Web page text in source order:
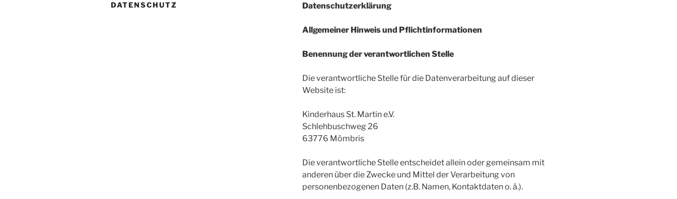
DATENSCHUTZ Datenschutzerklärung
Allgemeiner Hinweis und Pflichtinformationen
Benennung der verantwortlichen Stelle
Die verantwortliche Stelle für die Datenverarbeitung auf dieser
Website ist:
Kinderhaus St. Martin e.V.
Schlehbuschweg 26
63776 Mömbris
Die verantwortliche Stelle entscheidet allein oder gemeinsam mit
anderen über die Zwecke und Mittel der Verarbeitung von
personenbezogenen Daten (z.B. Namen, Kontaktdaten o. ä.).